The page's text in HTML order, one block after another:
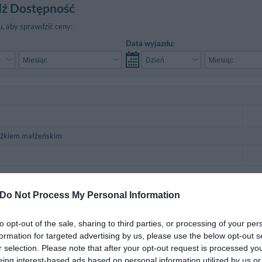
Do Not Process My Personal Information
opt-out of the sale, sharing to third parties, or processing of your
for targeted advertising by us, please use the below opt-out
selection. Please note that after your opt-out request is processed
interest-based ads based on personal information utilized by us
Dostępność
aby sprawdzić ceny:
Data wyjazdu:
małżeńskim
has 14 rooms of which four are triple suites and eight double rooms.
suite bathroom with a shower, a colour TV, a direct dial telephone, a safety
Dwuosobowy z łóżkiem małżeńskim, Trzyosobowy.
w cenie